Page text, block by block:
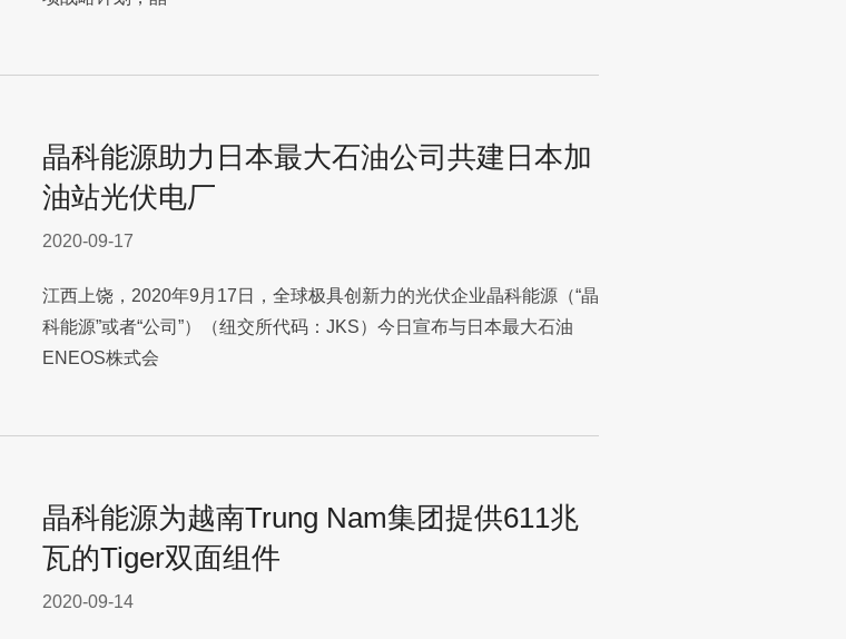
晶科能源助力日本最大石油公司共建日本加
油站光伏电厂
2020-09-17
江西上饶，2020年9月17日，全球极具创新力的光伏企业晶科能源（“晶
科能源”或者“公司”）（纽交所代码：JKS）今日宣布与日本最大石油
ENEOS株式会
晶科能源为越南Trung Nam集团提供611兆
瓦的Tiger双面组件
2020-09-14